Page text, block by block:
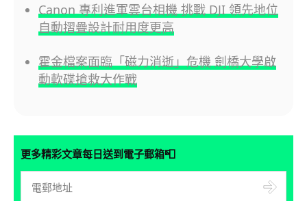
Canon 專利進軍雲台相機 挑戰 DJI 領先地位
自動摺疊設計耐用度更高
霍金檔案面臨「磁力消逝」危機 劍橋大學啟
動軟碟搶救大作戰
更多精彩文章每日送到電子郵箱📮